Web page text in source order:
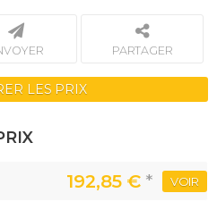
PARTAGER
LES PRIX
192,85 € * VOIR